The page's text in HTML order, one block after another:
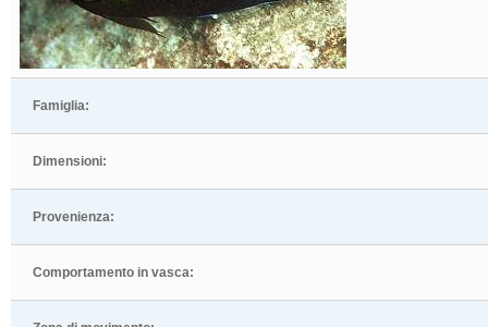
Famiglia:
Dimensioni:
Provenienza:
Comportamento in vasca: